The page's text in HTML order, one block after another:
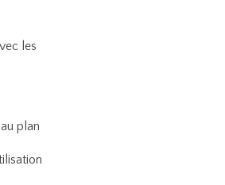
les
plan